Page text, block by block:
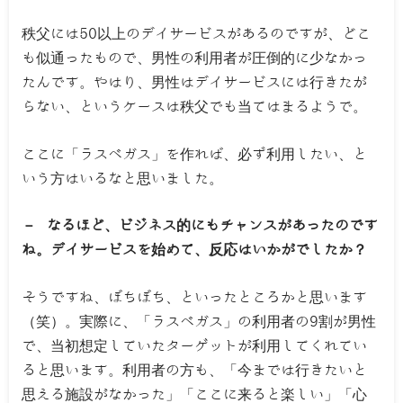
秩父には50以上のデイサービスがあるのですが、どこ
も似通ったもので、男性の利用者が圧倒的に少なかっ
たんです。やはり、男性はデイサービスには行きたが
らない、というケースは秩父でも当てはまるようで。
ここに「ラスベガス」を作れば、必ず利用したい、と
いう方はいるなと思いました。
－ なるほど、ビジネス的にもチャンスがあったのです
ね。デイサービスを始めて、反応はいかがでしたか？
そうですね、ぼちぼち、といったところかと思います
（笑）。実際に、「ラスベガス」の利用者の9割が男性
で、当初想定していたターゲットが利用してくれてい
ると思います。利用者の方も、「今までは行きたいと
思える施設がなかった」「ここに来ると楽しい」「心